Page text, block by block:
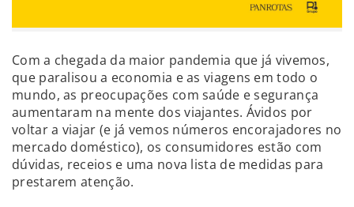
Com a chegada da maior pandemia que já vivemos,
que paralisou a economia e as viagens em todo o
mundo, as preocupações com saúde e segurança
aumentaram na mente dos viajantes. Ávidos por
voltar a viajar (e já vemos números encorajadores no
mercado doméstico), os consumidores estão com
dúvidas, receios e uma nova lista de medidas para
prestarem atenção.